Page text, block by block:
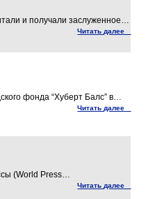
и получали заслуженное…
Читать далее
фонда “Хуберт Балс” в…
Читать далее
(World Press…
Читать далее